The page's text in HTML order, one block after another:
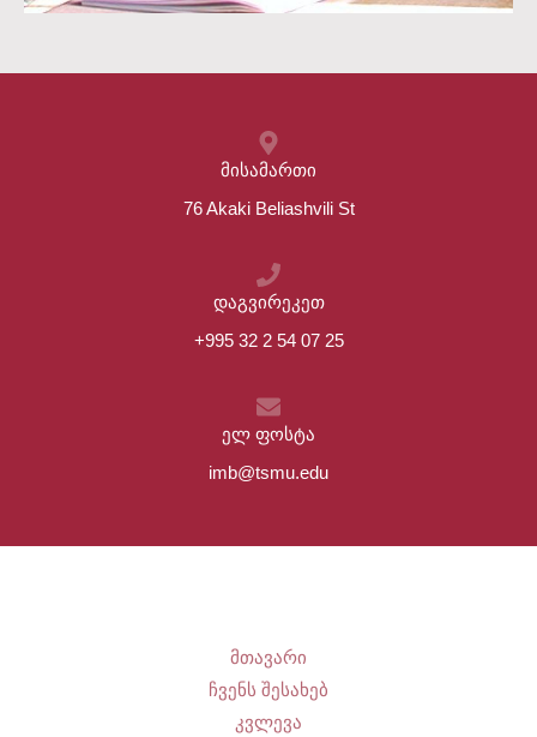
მისამართი
76 Akaki Beliashvili St
დაგვირეკეთ
+995 32 2 54 07 25
ელ ფოსტა
imb@tsmu.edu
მთავარი
ჩვენს შესახებ
კვლევა